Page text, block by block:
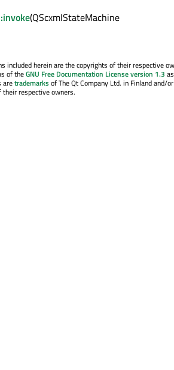
(QScxmlStateMachine
included herein are the copyrights of their respective
of theGNU Free Documentation License version 1.3
aretrademarksof The Qt Company Ltd. in Finland and/
respective owners.